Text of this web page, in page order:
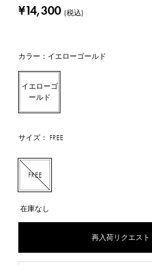
¥14,300 (税込)
カラー：イエローゴールド
イエローゴ
ールド
サイズ： FREE
FREE
在庫なし
再入荷リクエスト